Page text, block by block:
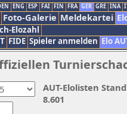
ENG ESP FAI FIN FRA GER GRE INA
Foto-Galerie Meldekartei
Elozahl
FIDE Spieler anmelden Elo
AUT-Elolisten
8.601